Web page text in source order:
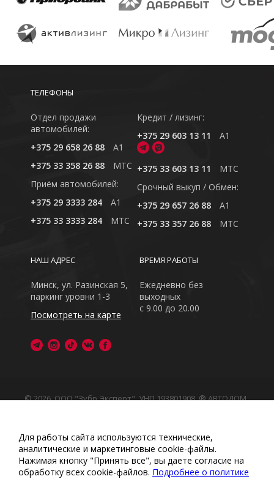
ТЕЛЕФОНЫ
Отдел продажи
автомобилей:
+375 29 658 26 88
A1
+375 33 358 26 88
MTC
Приём автомобилей:
+375 29 3333 284
A1
+375 33 3333 284
MTC
Кредит / лизинг:
+375 29 603 13 11
A1
+375 33 603 13 11
MTC
Cрочный выкуп / Обмен:
+375 29 657 26 88
A1
+375 33 357 26 88
MTC
ВРЕМЯ РАБОТЫ
Ежедневно без
выходных
с 9.00 до 20.00
НАШ АДРЕС
Минск, ул. Разинская 5,
паркинг уровни 1-3
Посмотреть на карте
© 2026, ООО "Зубр Эксперт", УНП 193801908. ® АВТОДОМ
сайт носит исключительно информационный характер
Любое использование либо копирование материалов
или подборки материалов сайта, элементов дизайна и
оформления запрещено
Для работы сайта используются технические,
аналитические и маркетинговые сооkіе-файлы.
Нажимая кнопку "Принять все", вы даете согласие на
обработку всех cookie-файлов. Подробнее о политике